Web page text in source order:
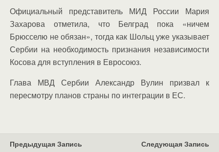
Официальный представитель МИД России Мария
Захарова отметила, что Белград пока «ничем
Брюсселю не обязан», тогда как Шольц уже указывает
Сербии на необходимость признания независимости
Косова для вступления в Евросоюз.
Глава МВД Сербии Александр Вулин призвал к
пересмотру планов страны по интеграции в ЕС.
Предыдущая Запись Следующая Запись